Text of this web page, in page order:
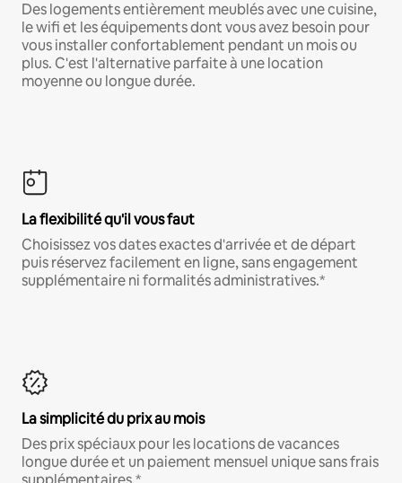
Des logements entièrement meublés avec une cuisine,
le wifi et les équipements dont vous avez besoin pour
vous installer confortablement pendant un mois ou
plus. C'est l'alternative parfaite à une location
moyenne ou longue durée.
La flexibilité qu'il vous faut
Choisissez vos dates exactes d'arrivée et de départ
puis réservez facilement en ligne, sans engagement
supplémentaire ni formalités administratives.*
La simplicité du prix au mois
Des prix spéciaux pour les locations de vacances
longue durée et un paiement mensuel unique sans frais